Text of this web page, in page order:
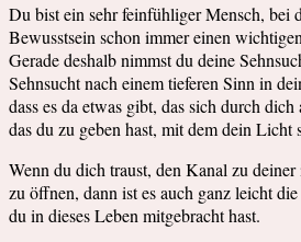
Du bist ein sehr feinfühliger Mensch, bei
Bewusstsein schon immer einen
Gerade deshalb nimmst du deine
Sehnsucht nach einem tieferen Sinn in
dass es da etwas gibt, das sich durch
das du zu geben hast, mit dem dein Licht
Wenn du dich traust, den Kanal zu
zu öffnen, dann ist es auch ganz leicht
du in dieses Leben mitgebracht hast.